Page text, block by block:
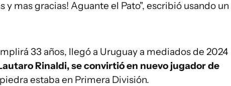
y mas gracias! Aguante el Pato", escribió usando un
33 años, llegó a Uruguay a mediados de 2024
Rinaldi, se convirtió en nuevo jugador de
estaba en Primera División.